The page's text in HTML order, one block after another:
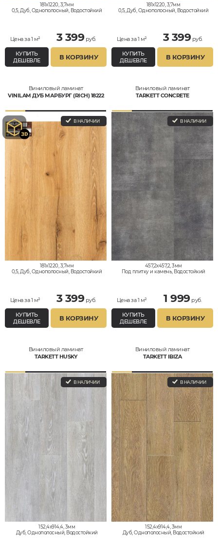
181x1220, 3,7мм
0,5, Дуб, Однополосный, Водостойкий
Цена за 1 м² 3 399руб.
КУПИТЬ
ДЕШЕВЛЕ
В КОРЗИНУ
181x1220, 3,7мм
0,5, Дуб, Однополосный, Водостойкий
Цена за 1 м² 3 399руб.
КУПИТЬ
ДЕШЕВЛЕ
В КОРЗИНУ
Виниловый ламинат
VINILAM ДУБ МАРБУРГ (RICH) 18222
В НАЛИЧИИ
181x1220, 3,7мм
0,5, Дуб, Однополосный, Водостойкий
Цена за 1 м² 3 399руб.
КУПИТЬ
ДЕШЕВЛЕ
В КОРЗИНУ
Виниловый ламинат
TARKETT CONCRETE
В НАЛИЧИИ
457,2x457,2, 3мм
Под плитку и камень, Водостойкий
Цена за 1 м² 1 999руб.
КУПИТЬ
ДЕШЕВЛЕ
В КОРЗИНУ
Виниловый ламинат
TARKETT HUSKY
В НАЛИЧИИ
152,4x914,4, 3мм
Дуб, Однополосный, Водостойкий
Виниловый ламинат
TARKETT IBIZA
В НАЛИЧИИ
152,4x914,4, 3мм
Дуб, Однополосный, Водостойкий